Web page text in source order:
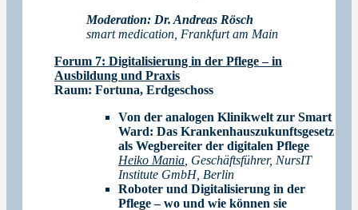
Moderation: Dr. Andreas Rösch
smart medication, Frankfurt am Main
Forum 7: Digitalisierung in der Pflege – in
Ausbildung und Praxis
Raum: Fortuna, Erdgeschoss
Von der analogen Klinikwelt zur Smart
Ward: Das Krankenhauszukunftsgesetz
als Wegbereiter der digitalen Pflege
Heiko Mania , Geschäftsführer, NursIT
Institute GmbH, Berlin
Roboter und Digitalisierung in der
Pflege – wo und wie können sie